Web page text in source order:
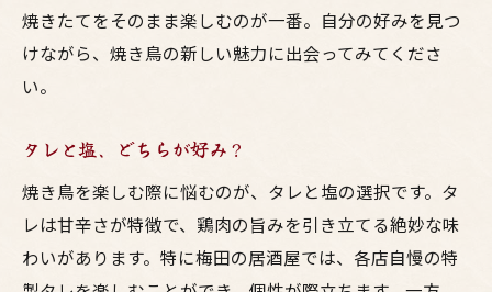
焼きたてをそのまま楽しむのが一番。自分の好みを見つ
けながら、焼き鳥の新しい魅力に出会ってみてくださ
い。
タレと塩、どちらが好み？
焼き鳥を楽しむ際に悩むのが、タレと塩の選択です。タ
レは甘辛さが特徴で、鶏肉の旨みを引き立てる絶妙な味
わいがあります。特に梅田の居酒屋では、各店自慢の特